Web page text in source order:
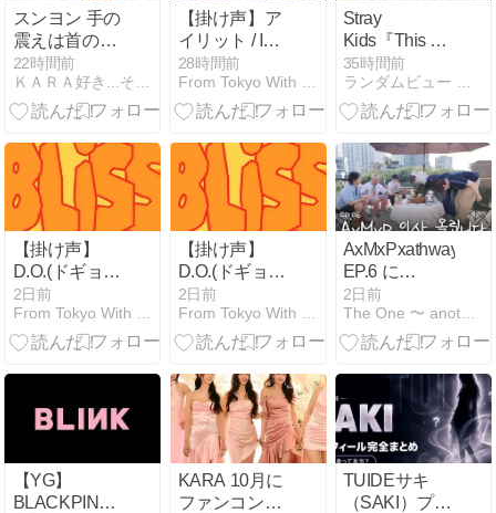
スンヨン 手の
震えは首のヘ
ルニアだった
22時間前
ＫＡＲＡ好き...それが始まり
【掛け声】ア
イリット / I
Got Your Back
28時間前
From Tokyo With Love
Stray
Kids『This &
That』成熟の
秀作、ラップ
多めもグラミ
門』不適格で
はない/ 初日売
上高水準
35時間前
ランダムビュー アソート
【掛け声】
D.O.(ドギョン
ス) / 5 minutes
2日前
From Tokyo With Love
【掛け声】
D.O.(ドギョン
ス) / Do You
Remember?
2日前
From Tokyo With Love
AxMxPxathway
EP.6 に
FTISLAND登
場
2日前
The One 〜 another たまのよりみち
【YG】
BLACKPINK
KARA 10月に
ファンコン日
TUIDEサキ
（SAKI）プロ